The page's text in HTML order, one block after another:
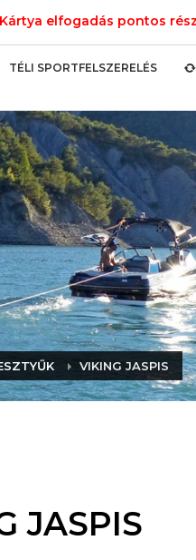
Kártya elfogadás pontos
TÉLI SPORTFELSZERELÉS
VIKING JASPIS
JASPIS